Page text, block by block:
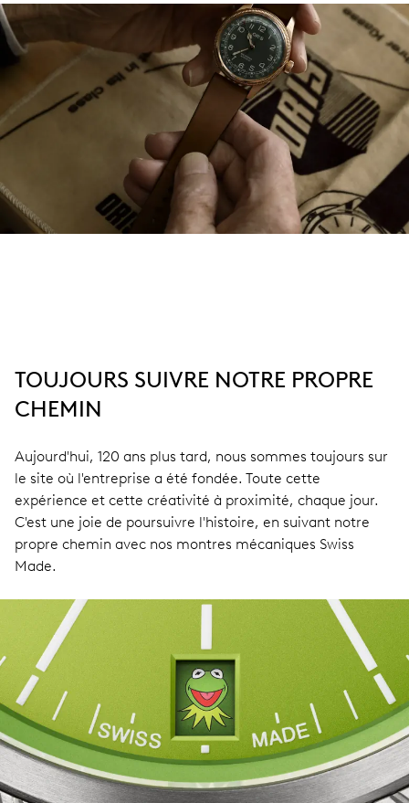
TOUJOURS SUIVRE NOTRE PROPRE
CHEMIN
Aujourd'hui, 120 ans plus tard, nous sommes toujours sur
le site où l'entreprise a été fondée. Toute cette
expérience et cette créativité à proximité, chaque jour.
C'est une joie de poursuivre l'histoire, en suivant notre
propre chemin avec nos montres mécaniques Swiss
Made.